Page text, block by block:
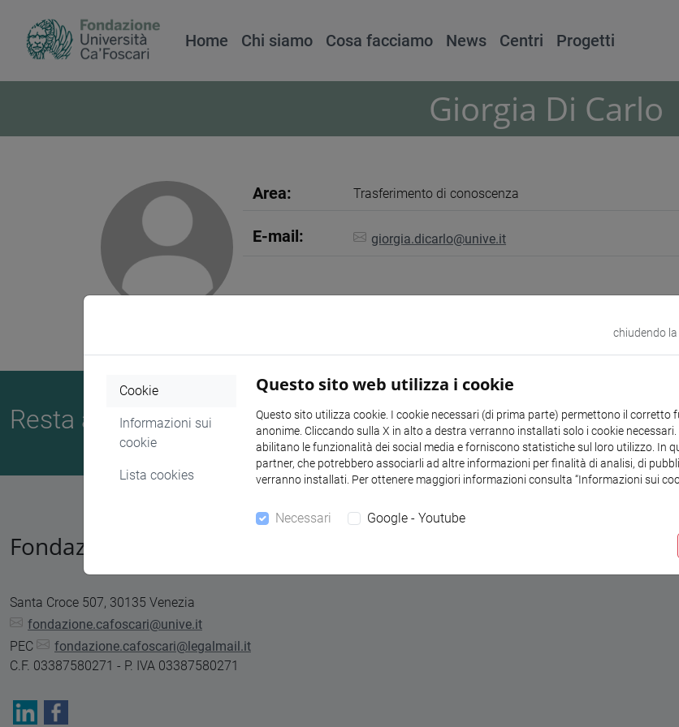
Home Chi siamo Cosa facciamo News Centri Progetti
Giorgia Di Carlo
Area: Trasferimento di conoscenza
E-mail: giorgia.dicarlo@unive.it
Resta aggiornato sulle nostre attività
Fondazione Università Ca' Foscari
Santa Croce 507, 30135 Venezia
fondazione.cafoscari@unive.it
PEC
fondazione.cafoscari@legalmail.it
C.F. 03387580271 - P. IVA 03387580271
chiudendo
Cookie
Informazioni sui
cookie
Lista cookies
Questo sito web utilizza i cookie
Questo sito utilizza cookie. I cookie necessari (di prima parte) permettono il
anonime. Cliccando sulla X in alto a destra verranno installati solo i cookie
abilitano le funzionalità dei social media e forniscono statistiche sul loro utilizzo. In
partner, che potrebbero associarli ad altre informazioni per finalità di analisi, di
verranno installati. Per ottenere maggiori informazioni consulta “Informazioni sui
Necessari Google - Youtube